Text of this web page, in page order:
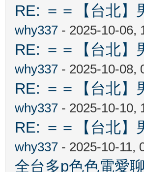
RE: ＝＝【台北
why337 - 2025-10-06,
RE: ＝＝【台北
why337 - 2025-10-08,
RE: ＝＝【台北
why337 - 2025-10-10,
RE: ＝＝【台北
why337 - 2025-10-11,
全台多p色色電愛